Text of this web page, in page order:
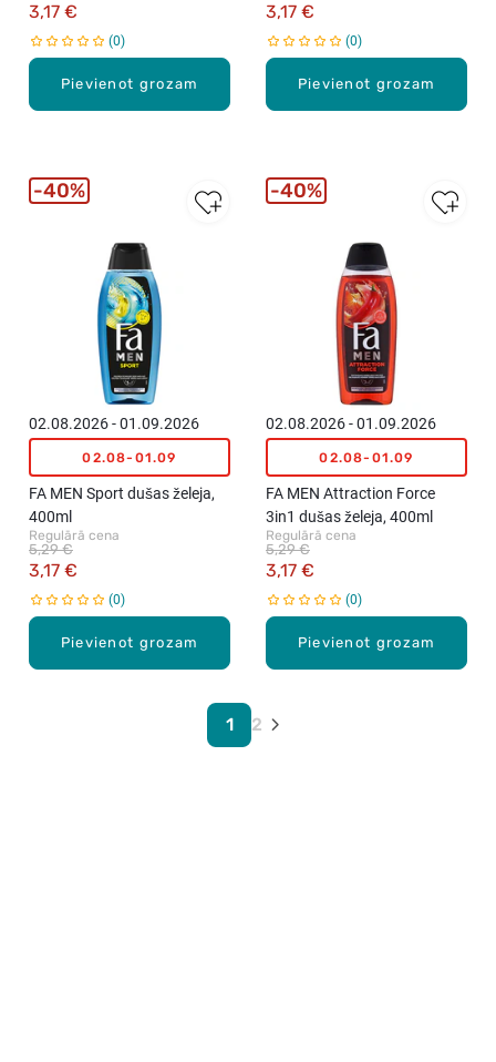
Pievienot grozam
3,17 €
0
Pievienot grozam
3,17 €
0
Pievienot grozam
02.08.2026 - 01.09.2026
02.08-01.09
FA MEN Sport dušas želeja,
400ml
Regulārā cena
3,17 €
5,29 €
0
40%
Pievienot grozam
02.08.2026 - 01.09.2026
02.08-01.09
FA MEN Attraction Force
3in1 dušas želeja, 400ml
Regulārā cena
3,17 €
5,29 €
0
40%
1 2